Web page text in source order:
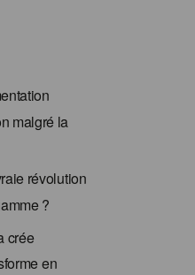
malgré la
révolution
?
crée
en